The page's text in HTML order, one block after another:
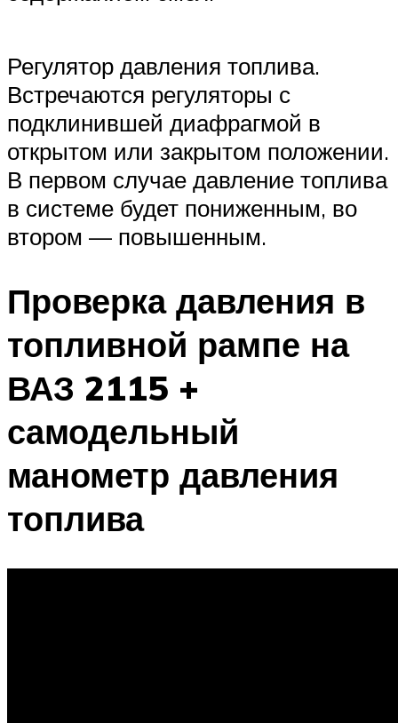
Регулятор давления топлива.
Встречаются регуляторы с
подклинившей диафрагмой в
открытом или закрытом положении.
В первом случае давление топлива
в системе будет пониженным, во
втором — повышенным.
Проверка давления в
топливной рампе на
ВАЗ 2115 +
самодельный
манометр давления
топлива